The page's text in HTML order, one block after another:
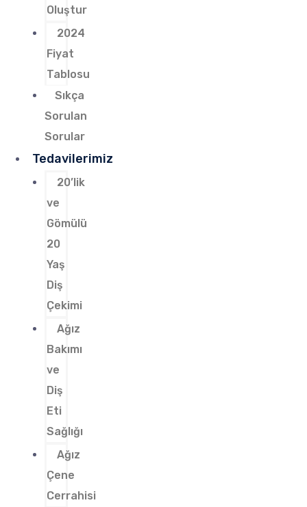
Oluştur
2024
Fiyat
Tablosu
Sıkça
Sorulan
Sorular
Tedavilerimiz
20’lik
ve
Gömülü
20
Yaş
Diş
Çekimi
Ağız
Bakımı
ve
Diş
Eti
Sağlığı
Ağız
Çene
Cerrahisi